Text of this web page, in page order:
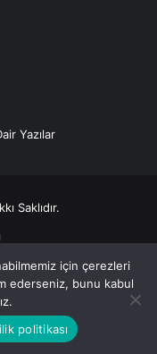
Yazılar
Saklıdır.
Instagram
için çerezleri
ederseniz, bunu kabul
politikası